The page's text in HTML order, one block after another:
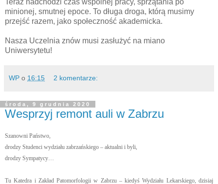
Teraz nadchodzi czas wspólnej pracy, sprzątania po
minionej, smutnej epoce. To długa droga, którą musimy
przejść razem, jako społeczność akademicka.
Nasza Uczelnia znów musi zasłużyć na miano
Uniwersytetu!
WP o 16:15 2 komentarze:
środa, 9 grudnia 2020
Wesprzyj remont auli w Zabrzu
Szanowni Państwo,
drodzy Studenci wydziału zabrzańskiego – aktualni i byli,
drodzy Sympatycy…
Tu Katedra i Zakład Patomorfologii w Zabrzu – kiedyś Wydziału Lekarskiego, dzisiaj